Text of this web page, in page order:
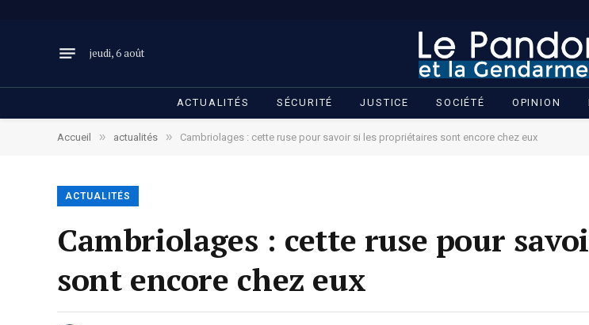
jeudi, 6 août
ACTUALITÉS SÉCURITÉ JUSTICE SOCIÉTÉ OPINION
Accueil » actualités » Cambriolages : cette ruse pour savoir si les propriétaires sont encore chez eux
ACTUALITÉS
Cambriolages : cette ruse pour
sont encore chez eux